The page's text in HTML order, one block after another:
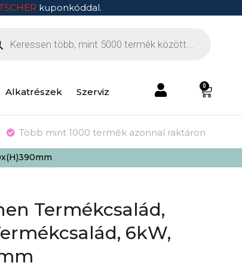
kuponkóddal.
Alkatrészek Szerviz
0
Több mint 1000 termék azonnal raktáron
Termékcsalád,
6kW,